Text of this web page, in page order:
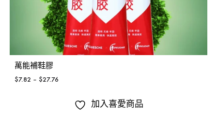
萬能補鞋膠
$7.82 – $27.76
加入喜愛商品